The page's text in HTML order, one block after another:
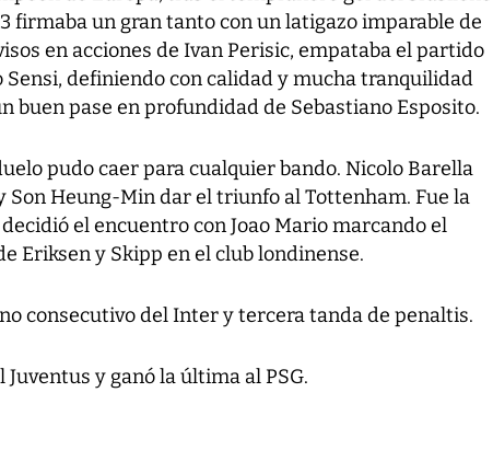
firmaba un gran tanto con un latigazo imparable de
en acciones de Ivan Perisic, empataba el partido
Sensi, definiendo con calidad y mucha tranquilidad
buen pase en profundidad de Sebastiano Esposito.
pudo caer para cualquier bando. Nicolo Barella
Heung-Min dar el triunfo al Tottenham. Fue la
el encuentro con Joao Mario marcando el
Eriksen y Skipp en el club londinense.
consecutivo del Inter y tercera tanda de penaltis.
y ganó la última al PSG.